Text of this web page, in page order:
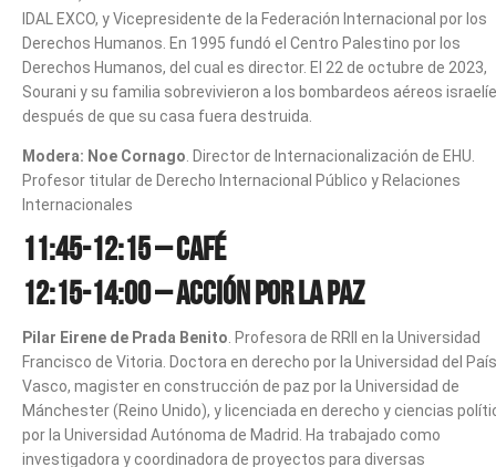
IDAL EXCO, y Vicepresidente de la Federación Internacional por los
Derechos Humanos. En 1995 fundó el Centro Palestino por los
Derechos Humanos, del cual es director. El 22 de octubre de 2023,
Sourani y su familia sobrevivieron a los bombardeos aéreos
después de que su casa fuera destruida.
Modera: Noe Cornago . Director de Internacionalización de EHU.
Profesor titular de Derecho Internacional Público y Relaciones
Internacionales
11:45-12:15 – Café
12:15-14:00 – Acción por la paz
Pilar Eirene de Prada Benito . Profesora de RRII en la Universidad
Francisco de Vitoria. Doctora en derecho por la Universidad del País
Vasco, magister en construcción de paz por la Universidad de
Mánchester (Reino Unido), y licenciada en derecho y ciencias
por la Universidad Autónoma de Madrid. Ha trabajado como
investigadora y coordinadora de proyectos para diversas